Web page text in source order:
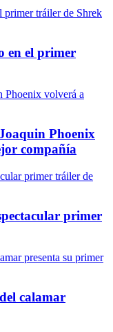
en el primer
Phoenix
compañía
primer
calamar